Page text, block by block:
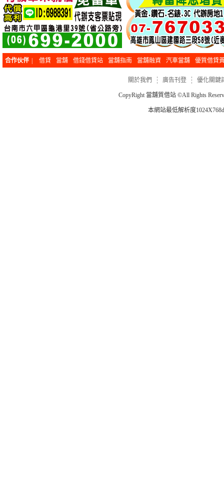
合作伙伴 借貸 當舖 借錢借貸站 當舖指南 當舖融資 汽車當舖 優質借貸
關於我們 廣告刊登 優化關鍵
CopyRight當舖質借站 ©All Rights
本網站最低解析度